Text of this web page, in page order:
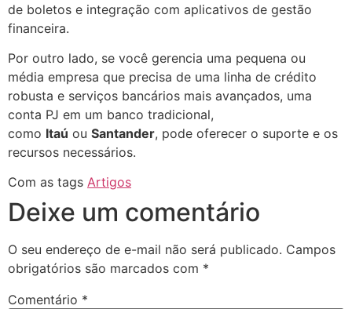
de boletos e integração com aplicativos de gestão
financeira.
Por outro lado, se você gerencia uma pequena ou
média empresa que precisa de uma linha de crédito
robusta e serviços bancários mais avançados, uma
conta PJ em um banco tradicional,
como Itaú ou Santander, pode oferecer o suporte e os
recursos necessários.
Com as tags Artigos
Deixe um comentário
O seu endereço de e-mail não será publicado. Campos
obrigatórios são marcados com *
Comentário *